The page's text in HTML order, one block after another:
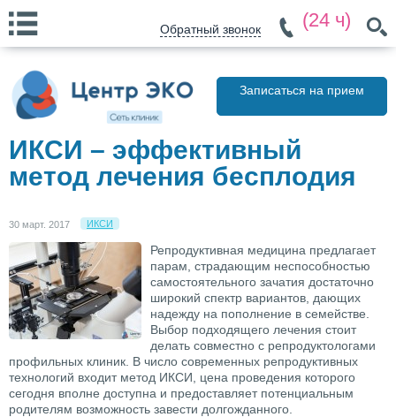
Записаться на прием
Обратный звонок (24 ч)
ИКСИ – эффективный
метод лечения бесплодия
30 март. 2017 ИКСИ
Репродуктивная медицина предлагает
парам, страдающим неспособностью
самостоятельного зачатия достаточно
широкий спектр вариантов, дающих
надежду на пополнение в семействе.
Выбор подходящего лечения стоит
делать совместно с репродуктологами
профильных клиник. В число современных репродуктивных
технологий входит метод ИКСИ, цена проведения которого
сегодня вполне доступна и предоставляет потенциальным
родителям возможность завести долгожданного.